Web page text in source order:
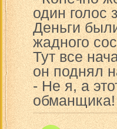
один голос
Деньги
жадного
Тут все
он поднял
- Не я, а
обманщика!